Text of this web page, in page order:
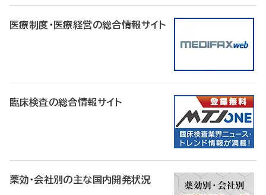
医療制度・医療経営の総合情報サイト
臨床検査の総合情報サイト
薬効・会社別の主な国内開発状況